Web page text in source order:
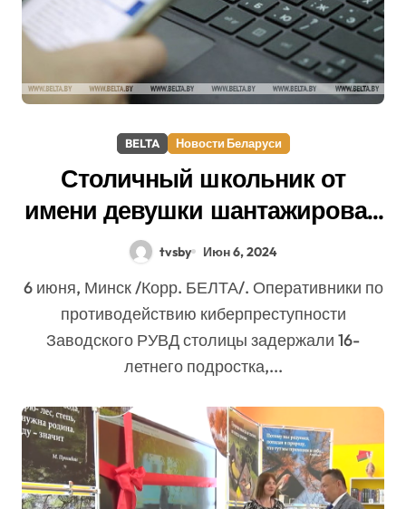
BELTA Новости Беларуси
Столичный школьник от
имени девушки шантажировал
женатых мужчин в интернете
tvsby Июн 6, 2024
6 июня, Минск /Корр. БЕЛТА/. Оперативники по
противодействию киберпреступности
Заводского РУВД столицы задержали 16-
летнего подростка,...